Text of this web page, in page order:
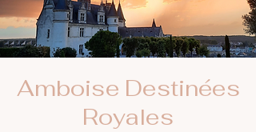
Amboise Destinées
Royales